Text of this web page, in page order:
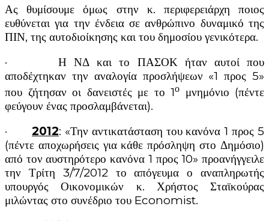
Ας θυμίσουμε όμως στην κ. περιφερειάρχη ποιος
ευθύνεται για την ένδεια σε ανθρώπινο δυναμικό της
ΠΙΝ, της αυτοδιοίκησης και του δημοσίου γενικότερα.
· Η ΝΔ και το ΠΑΣΟΚ ήταν αυτοί που
αποδέχτηκαν την αναλογία προσλήψεων «1 προς 5»
που ζήτησαν οι δανειστές με το 1ο μνημόνιο (πέντε
φεύγουν ένας προσλαμβάνεται).
· 2012: «Την αντικατάσταση του κανόνα 1 προς 5
(πέντε αποχωρήσεις για κάθε πρόσληψη στο Δημόσιο)
από τον αυστηρότερο κανόνα 1 προς 10» προανήγγειλε
την Τρίτη 3/7/2012 το απόγευμα ο αναπληρωτής
υπουργός Οικονομικών κ. Χρήστος Σταϊκούρας
μιλώντας στο συνέδριο του Economist.